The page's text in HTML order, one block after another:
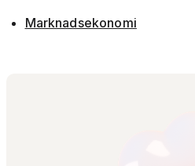
Marknadsekonomi